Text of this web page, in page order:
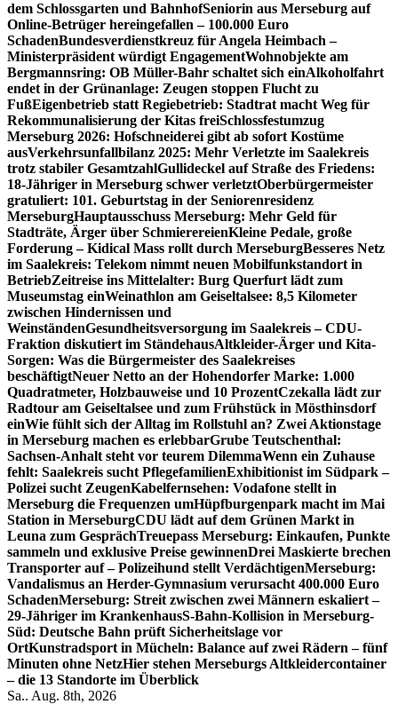
dem Schlossgarten und BahnhofSeniorin aus Merseburg auf
Online-Betrüger hereingefallen – 100.000 Euro
SchadenBundesverdienstkreuz für Angela Heimbach –
Ministerpräsident würdigt EngagementWohnobjekte am
Bergmannsring: OB Müller-Bahr schaltet sich einAlkoholfahrt
endet in der Grünanlage: Zeugen stoppen Flucht zu
FußEigenbetrieb statt Regiebetrieb: Stadtrat macht Weg für
Rekommunalisierung der Kitas freiSchlossfestumzug
Merseburg 2026: Hofschneiderei gibt ab sofort Kostüme
ausVerkehrsunfallbilanz 2025: Mehr Verletzte im Saalekreis
trotz stabiler GesamtzahlGullideckel auf Straße des Friedens:
18-Jähriger in Merseburg schwer verletztOberbürgermeister
gratuliert: 101. Geburtstag in der Seniorenresidenz
MerseburgHauptausschuss Merseburg: Mehr Geld für
Stadträte, Ärger über SchmierereienKleine Pedale, große
Forderung – Kidical Mass rollt durch MerseburgBesseres Netz
im Saalekreis: Telekom nimmt neuen Mobilfunkstandort in
BetriebZeitreise ins Mittelalter: Burg Querfurt lädt zum
Museumstag einWeinathlon am Geiseltalsee: 8,5 Kilometer
zwischen Hindernissen und
WeinständenGesundheitsversorgung im Saalekreis – CDU-
Fraktion diskutiert im StändehausAltkleider-Ärger und Kita-
Sorgen: Was die Bürgermeister des Saalekreises
beschäftigtNeuer Netto an der Hohendorfer Marke: 1.000
Quadratmeter, Holzbauweise und 10 ProzentCzekalla lädt zur
Radtour am Geiseltalsee und zum Frühstück in Mösthinsdorf
einWie fühlt sich der Alltag im Rollstuhl an? Zwei Aktionstage
in Merseburg machen es erlebbarGrube Teutschenthal:
Sachsen-Anhalt steht vor teurem DilemmaWenn ein Zuhause
fehlt: Saalekreis sucht PflegefamilienExhibitionist im Südpark –
Polizei sucht ZeugenKabelfernsehen: Vodafone stellt in
Merseburg die Frequenzen umHüpfburgenpark macht im Mai
Station in MerseburgCDU lädt auf dem Grünen Markt in
Leuna zum GesprächTreuepass Merseburg: Einkaufen, Punkte
sammeln und exklusive Preise gewinnenDrei Maskierte brechen
Transporter auf – Polizeihund stellt VerdächtigenMerseburg:
Vandalismus an Herder-Gymnasium verursacht 400.000 Euro
SchadenMerseburg: Streit zwischen zwei Männern eskaliert –
29-Jähriger im KrankenhausS-Bahn-Kollision in Merseburg-
Süd: Deutsche Bahn prüft Sicherheitslage vor
OrtKunstradsport in Mücheln: Balance auf zwei Rädern – fünf
Minuten ohne NetzHier stehen Merseburgs Altkleidercontainer
– die 13 Standorte im Überblick
Sa.. Aug. 8th, 2026